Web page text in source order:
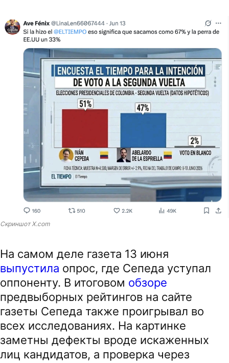
Скриншот X.com
На самом деле газета 13 июня
выпустила опрос, где Сепеда уступал
оппоненту. В итоговом обзоре
предвыборных рейтингов на сайте
газеты Сепеда также проигрывал во
всех исследованиях. На картинке
заметны дефекты вроде искаженных
лиц кандидатов, а проверка через